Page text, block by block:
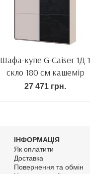
Шафа-купе G-Caiser 1Д 1
скло 180 см кашемір
27 471 грн.
ІНФОРМАЦІЯ
Як оплатити
Доставка
Повернення та обмін